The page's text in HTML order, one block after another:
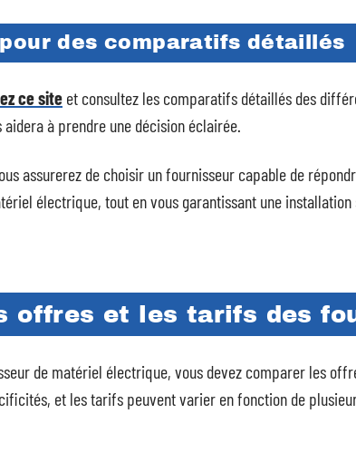
des comparatifs détaillés
ce site et consultez les comparatifs détaillés des
à prendre une décision éclairée.
assurerez de choisir un fournisseur capable de
électrique, tout en vous garantissant une
offres et les tarifs des
de matériel électrique, vous devez comparer les
et les tarifs peuvent varier en fonction de